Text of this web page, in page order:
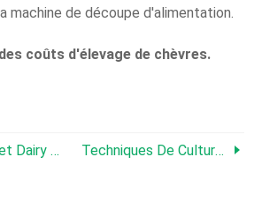
machine de découpe d'alimentation.
coûts d'élevage de chèvres.
Rapport De Projet Dairy Buffalo Pour 10 Animaux Techniques De Culture De Crevettes Tigrées ; Élevage De Crevettes